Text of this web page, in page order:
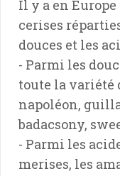
Il y a en
cerises
douces et les
- Parmi les
toute la variété
napoléon,
badacsony,
- Parmi les
merises, les